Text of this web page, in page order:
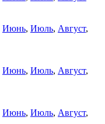
Июнь, Июль, Август,
Июнь, Июль, Август,
Июнь, Июль, Август,